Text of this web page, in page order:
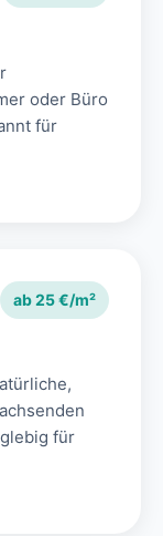
oder Büro
für
ab 25 €/m²
für